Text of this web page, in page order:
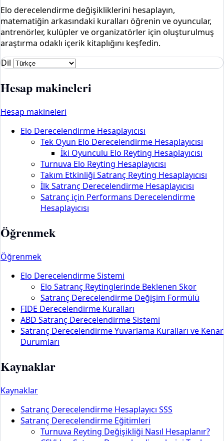
Elo derecelendirme değişikliklerini hesaplayın,
matematiğin arkasındaki kuralları öğrenin ve oyuncular,
antrenörler, kulüpler ve organizatörler için oluşturulmuş
araştırma odaklı içerik kitaplığını keşfedin.
Dil
Hesap makineleri
Hesap makineleri
Elo Derecelendirme Hesaplayıcısı
Tek Oyun Elo Derecelendirme Hesaplayıcısı
İki Oyunculu Elo Reyting Hesaplayıcısı
Turnuva Elo Reyting Hesaplayıcısı
Takım Etkinliği Satranç Reyting Hesaplayıcısı
İlk Satranç Derecelendirme Hesaplayıcısı
Satranç için Performans Derecelendirme
Hesaplayıcısı
Öğrenmek
Öğrenmek
Elo Derecelendirme Sistemi
Elo Satranç Reytinglerinde Beklenen Skor
Satranç Derecelendirme Değişim Formülü
FIDE Derecelendirme Kuralları
ABD Satranç Derecelendirme Sistemi
Satranç Derecelendirme Yuvarlama Kuralları ve Kenar
Durumları
Kaynaklar
Kaynaklar
Satranç Derecelendirme Hesaplayıcı SSS
Satranç Derecelendirme Eğitimleri
Turnuva Reyting Değişikliği Nasıl Hesaplanır?